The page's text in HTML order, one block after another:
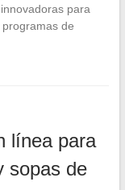
para
de
línea para
sopas de